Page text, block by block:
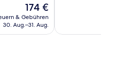
Der
Preis
beträgt
174 €
& Gebühren
30. Aug.–31. Aug.